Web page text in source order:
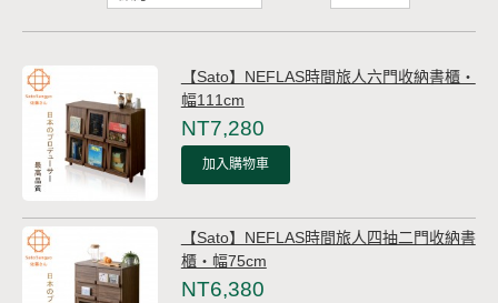
【Sato】NEFLAS時間旅人六門收納書櫃‧
幅111cm
NT7,280
加入購物車
【Sato】NEFLAS時間旅人四抽二門收納書
櫃‧幅75cm
NT6,380